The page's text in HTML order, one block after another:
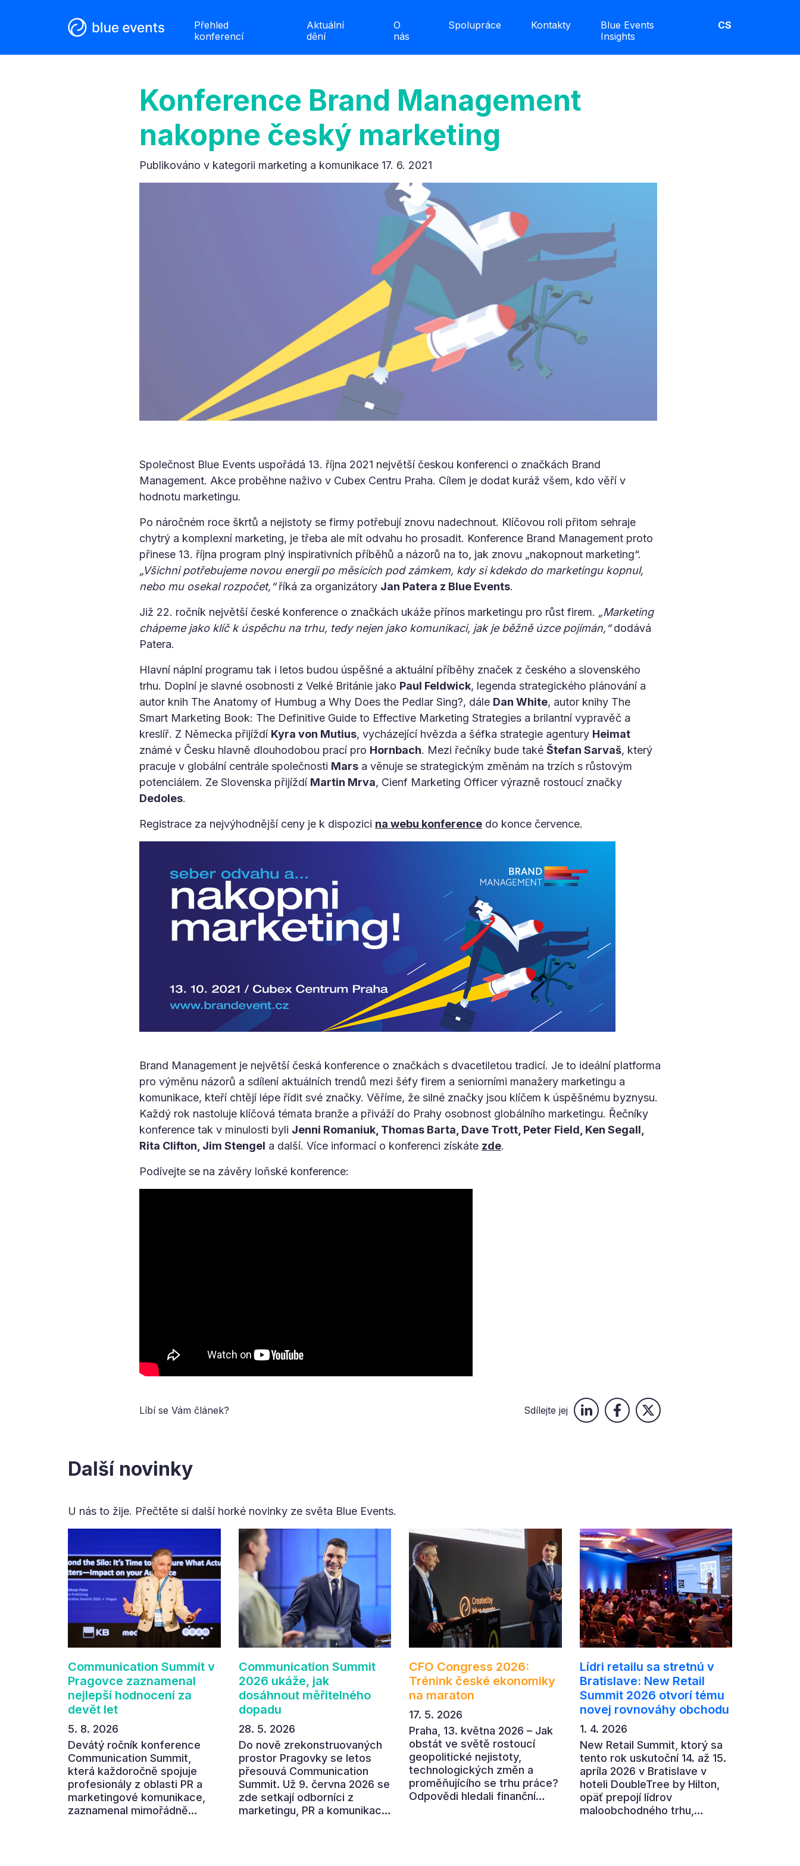
Přehled
konferencí
Aktuální
dění
O
nás
Spolupráce Kontakty
Blue Events
Insights
CS
Konference Brand Management
nakopne český marketing
Publikováno v kategorii marketing a komunikace 17. 6. 2021
Společnost Blue Events uspořádá 13. října 2021 největší českou konferenci o značkách Brand
Management. Akce proběhne naživo v Cubex Centru Praha. Cílem je dodat kuráž všem, kdo věří v
hodnotu marketingu.
Po náročném roce škrtů a nejistoty se firmy potřebují znovu nadechnout. Klíčovou roli přitom sehraje
chytrý a komplexní marketing, je třeba ale mít odvahu ho prosadit. Konference Brand Management proto
přinese 13. října program plný inspirativních příběhů a názorů na to, jak znovu „nakopnout marketing“.
„Všichni potřebujeme novou energii po měsících pod zámkem, kdy si kdekdo do marketingu kopnul,
nebo mu osekal rozpočet,“říká za organizátory Jan Patera z Blue Events.
Již 22. ročník největší české konference o značkách ukáže přínos marketingu pro růst firem. „Marketing
chápeme jako klíč k úspěchu na trhu, tedy nejen jako komunikaci, jak je běžně úzce pojímán,“dodává
Patera.
Hlavní náplní programu tak i letos budou úspěšné a aktuální příběhy značek z českého a slovenského
trhu. Doplní je slavné osobnosti z Velké Británie jako Paul Feldwick, legenda strategického plánování a
autor knih The Anatomy of Humbug a Why Does the Pedlar Sing?, dále Dan White, autor knihy The
Smart Marketing Book: The Definitive Guide to Effective Marketing Strategies a brilantní vypravěč a
kreslíř. Z Německa přijíždí Kyra von Mutius, vycházející hvězda a šéfka strategie agentury Heimat
známé v Česku hlavně dlouhodobou prací pro Hornbach. Mezi řečníky bude také Štefan Sarvaš, který
pracuje v globální centrále společnosti Mars a věnuje se strategickým změnám na trzích s růstovým
potenciálem. Ze Slovenska přijíždí Martin Mrva, Cienf Marketing Officer výrazně rostoucí značky
Dedoles.
Registrace za nejvýhodnější ceny je k dispozici na webu konference do konce července.
Brand Management je největší česká konference o značkách s dvacetiletou tradicí. Je to ideální platforma
pro výměnu názorů a sdílení aktuálních trendů mezi šéfy firem a seniorními manažery marketingu a
komunikace, kteří chtějí lépe řídit své značky. Věříme, že silné značky jsou klíčem k úspěšnému byznysu.
Každý rok nastoluje klíčová témata branže a přiváží do Prahy osobnost globálního marketingu. Řečníky
konference tak v minulosti byli Jenni Romaniuk, Thomas Barta, Dave Trott, Peter Field, Ken Segall,
Rita Clifton, Jim Stengel a další. Více informací o konferenci získáte zde.
Podívejte se na závěry loňské konference:
Líbí se Vám článek? Sdílejte jej
Další novinky
U nás to žije. Přečtěte si další horké novinky ze světa Blue Events.
Communication Summit v
Pragovce zaznamenal
nejlepší hodnocení za
devět let
5. 8. 2026
Devátý ročník konference
Communication Summit,
která každoročně spojuje
profesionály z oblasti PR a
marketingové komunikace,
zaznamenal mimořádně
Communication Summit
2026 ukáže, jak
dosáhnout měřitelného
dopadu
28. 5. 2026
Do nově zrekonstruovaných
prostor Pragovky se letos
přesouvá Communication
Summit. Už 9. června 2026 se
zde setkají odborníci z
marketingu, PR a komunikace,
CFO Congress 2026:
Trénink české ekonomiky
na maraton
17. 5. 2026
Praha, 13. května 2026 – Jak
obstát ve světě rostoucí
geopolitické nejistoty,
technologických změn a
proměňujícího se trhu práce?
Odpovědi hledali finanční
Lídri retailu sa stretnú v
Bratislave: New Retail
Summit 2026 otvorí tému
novej rovnováhy obchodu
1. 4. 2026
New Retail Summit, ktorý sa
tento rok uskutoční 14. až 15.
apríla 2026 v Bratislave v
hoteli DoubleTree by Hilton,
opäť prepojí lídrov
maloobchodného trhu,